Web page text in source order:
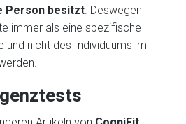
Person besitzt. Deswegen
immer als eine spezifische
und nicht des Individuums im